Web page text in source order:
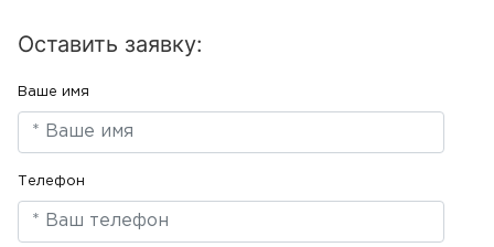
Оставить заявку:
Ваше имя
Телефон